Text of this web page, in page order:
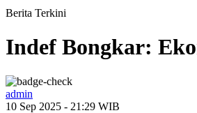
Berita Terkini
Indef Bongkar:
admin
10 Sep 2025 - 21:29 WIB